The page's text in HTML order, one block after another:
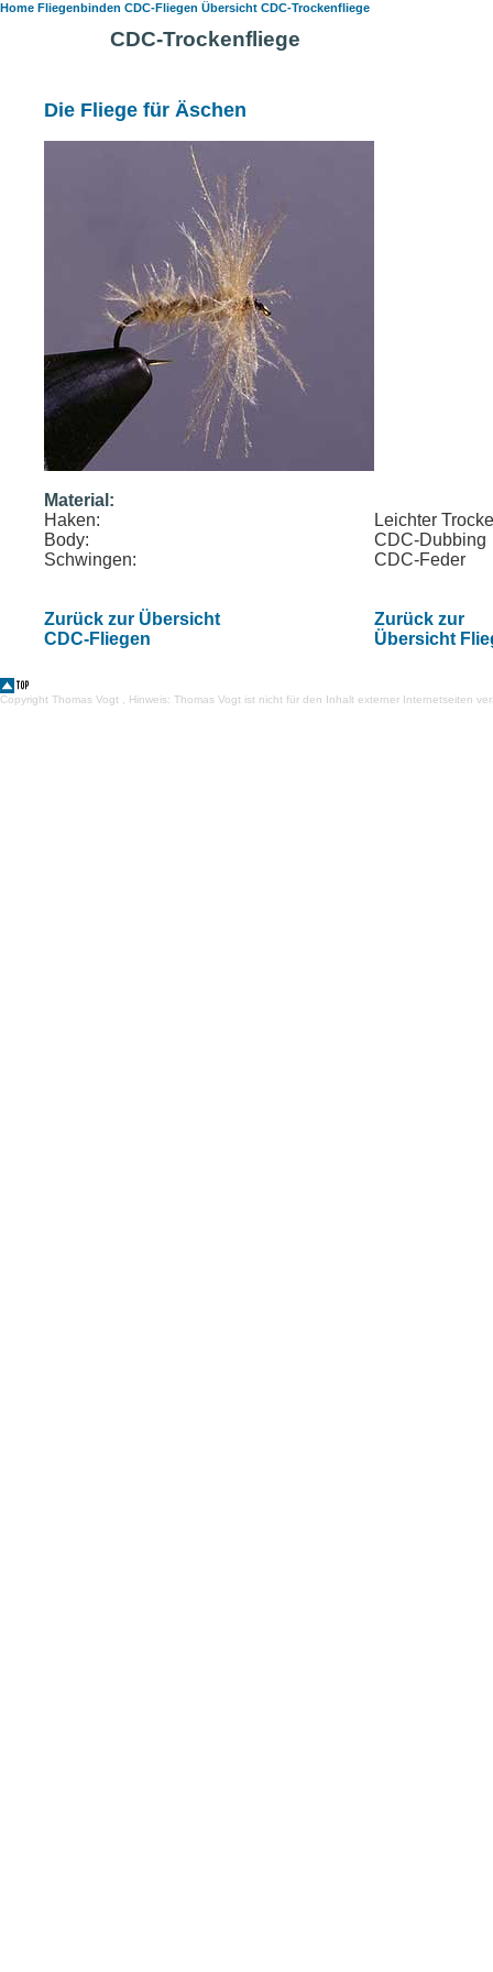
Home Fliegenbinden CDC-Fliegen Übersicht CDC-Trockenfliege
CDC-Trockenfliege
Die Fliege für Äschen
Material:
Haken:
Leichter
Body:
CDC-Dubbing
Schwingen:
CDC-Feder
Zurück zur Übersicht
CDC-Fliegen
Zurück zur
Übersicht
Copyright Thomas Vogt , Hinweis: Thomas Vogt ist nicht für den Inhalt externer Internetseiten